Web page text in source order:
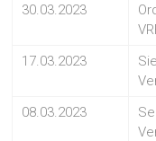
30.03.2023
17.03.2023
08.03.2023